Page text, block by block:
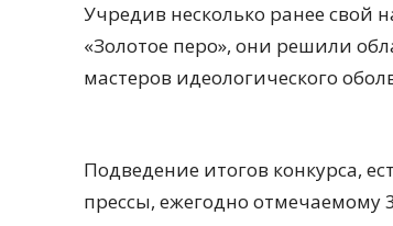
Учредив несколько ранее свой
«Золотое перо», они решили
мастеров идеологического
Подведение итогов конкурса,
прессы, ежегодно отмечаемому